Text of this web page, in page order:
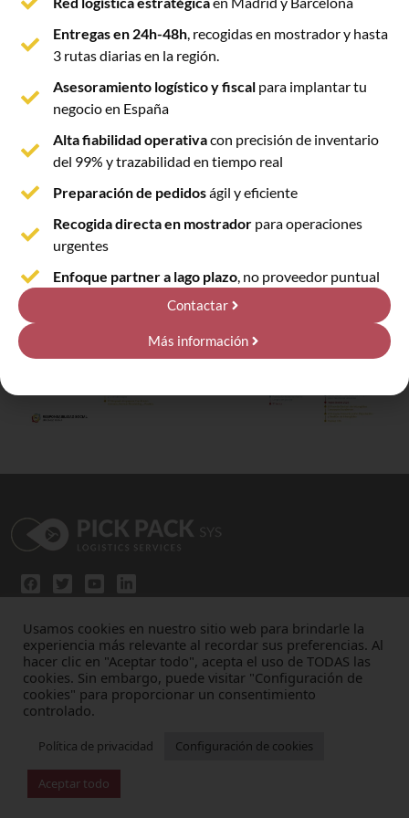
Desde Pick&Pack System, como parte de esta gran
familia que es la Corporación, queremos
compartiros las diferentes iniciativas
desarrolladas desde el área de RSC, que se han
hecho realidad con la contribución de todos y
cada uno de nosotros.
Es una alegría poder aportar nuestro granito de
arena yseguir creciendo como personas.
¡Te dejamos un resumen de 2023!”
info@pickpacksys.com +34 617 059 812
Contacto
Canal de denuncias
Líneas de negocio
Usamos cookies en nuestro sitio web para brindarle la
experiencia más relevante al recordar sus preferencias. Al
hacer clic en "Aceptar todo", acepta el uso de TODAS las
cookies. Sin embargo, puede visitar "Configuración de
cookies" para proporcionar un consentimiento
controlado.
Política de privacidad Configuración de cookies
Aceptar todo
Entregas en 24h-48h , recogidas en mostrador y hasta
3 rutas diarias en la región.
Asesoramiento logístico y fiscal para implantar tu
negocio en España
Alta fiabilidad operativacon precisión de inventario
del 99% y trazabilidad en tiempo real
Preparación de pedidoságil y eficiente
Recogida directa en mostrador para operaciones
urgentes
Enfoque partner a lago plazo , no proveedor puntual
Contactar
Más información